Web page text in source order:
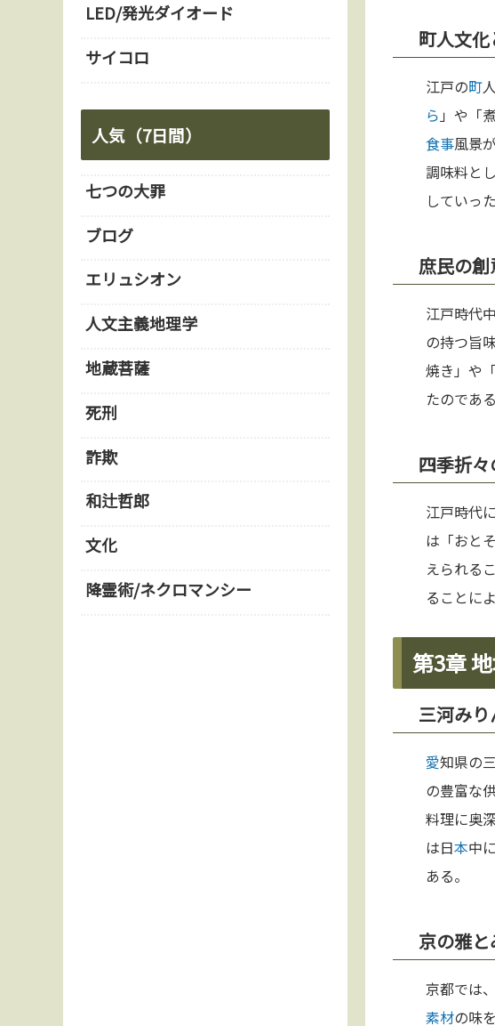
町人文
江戸の町人
ら 」や「
食事風景
調味料と
していった
庶民の
江戸時代
の持つ旨
焼き」や
たのであ
四季折
江戸時代に
は「おと
えられる
ることに
第3章
三河み
愛知県の
の豊富な
料理に奥
は日本中
ある。
京の雅
京都では、
素材の味
LED/発光ダイオード
サイコロ
人気（7日間）
七つの大罪
ブログ
エリュシオン
人文主義地理学
地蔵菩薩
死刑
詐欺
和辻哲郎
文化
降霊術/ネクロマンシー